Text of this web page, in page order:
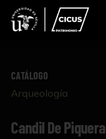
CATÁLOGO
Arqueología
Candil De Piquera